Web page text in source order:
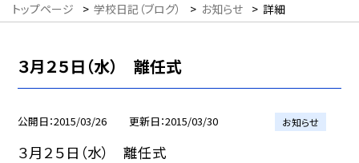
トップページ > 学校日記（ブログ） > お知らせ > 詳細
３月２５日（水） 離任式
公開日 2015/03/26 更新日 2015/03/30 お知らせ
３月２５日（水） 離任式